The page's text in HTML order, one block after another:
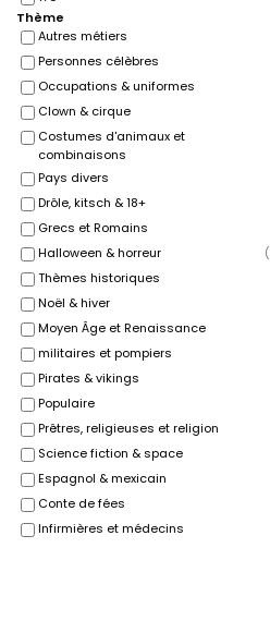
Thème
Autres métiers
Personnes célèbres
Occupations & uniformes
Clown & cirque
Costumes d'animaux et
combinaisons
Pays divers
Drôle, kitsch & 18+
Grecs et Romains
Halloween & horreur
(
Thèmes historiques
Noël & hiver
Moyen Âge et Renaissance
militaires et pompiers
Pirates & vikings
Populaire
Prêtres, religieuses et religion
Science fiction & space
Espagnol & mexicain
Conte de fées
Infirmières et médecins